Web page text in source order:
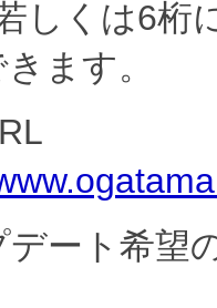
しくは6桁
ます。
デート希望